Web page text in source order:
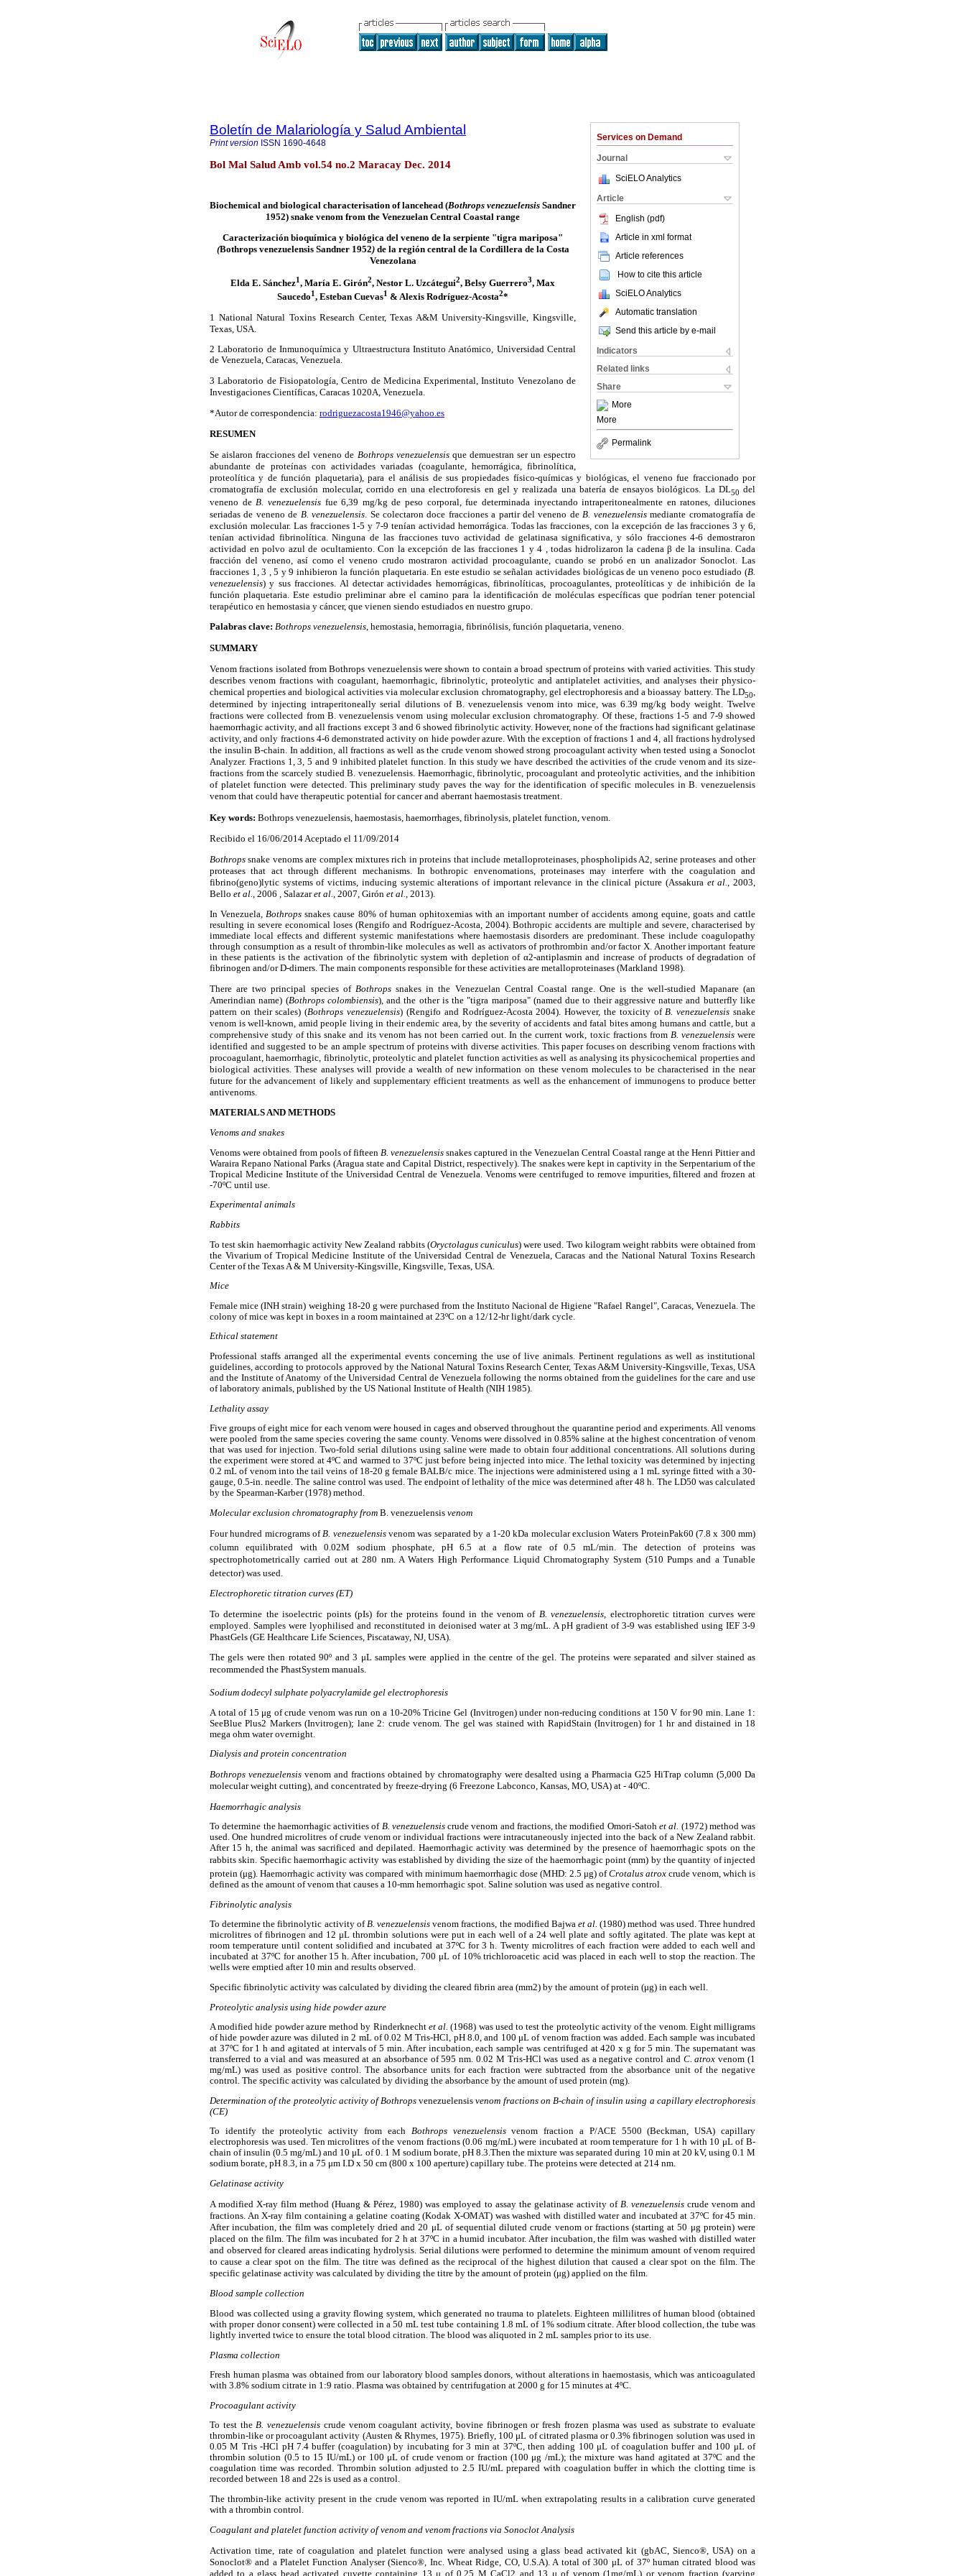
Services on Demand
Journal
SciELO Analytics
Article
English (pdf)
Article in xml format
Article references
How to cite this article
SciELO Analytics
Automatic translation
Send this article by e-mail
Indicators
Related links
Share
More
More
Permalink
Boletín de Malariología y Salud Ambiental
Print version ISSN 1690-4648
Bol Mal Salud Amb vol.54 no.2 Maracay Dec. 2014
Biochemical and biological characterisation of lancehead (Bothrops venezuelensis Sandner
1952) snake venom from the Venezuelan Central Coastal range
Caracterización bioquímica y biológica del veneno de la serpiente "tigra mariposa"
(Bothrops venezuelensis Sandner 1952) de la región central de la Cordillera de la Costa
Venezolana
Elda E. Sánchez1, María E. Girón2, Nestor L. Uzcátegui2, Belsy Guerrero3, Max
Saucedo1 , Esteban Cuevas1 & Alexis Rodríguez-Acosta2*
1 National Natural Toxins Research Center, Texas A&M University-Kingsville, Kingsville,
Texas, USA.
2 Laboratorio de Inmunoquímica y Ultraestructura Instituto Anatómico, Universidad Central
de Venezuela, Caracas, Venezuela.
3Laboratorio de Fisiopatología, Centro de Medicina Experimental, Instituto Venezolano de
Investigaciones Científicas, Caracas 1020A, Venezuela.
*Autor de correspondencia: rodriguezacosta1946@yahoo.es
RESUMEN
Se aislaron fracciones del veneno de Bothrops venezuelensis que demuestran ser un espectro
abundante de proteínas con actividades variadas (coagulante, hemorrágica, fibrinolítica,
proteolítica y de función plaquetaria), para el análisis de sus propiedades físico-químicas y biológicas, el veneno fue fraccionado por
cromatografía de exclusión molecular, corrido en una electroforesis en gel y realizada una batería de ensayos biológicos. La DL50del
veneno de B. venezuelensis fue 6,39 mg/kg de peso corporal, fue determinada inyectando intraperitonealmente en ratones, diluciones
seriadas de veneno de B. venezuelensis. Se colectaron doce fracciones a partir del veneno deB. venezuelensismediante cromatografía de
exclusión molecular. Las fracciones 1-5 y 7-9 tenían actividad hemorrágica. Todas las fracciones, con la excepción de las fracciones 3 y 6,
tenían actividad fibrinolítica. Ninguna de las fracciones tuvo actividad de gelatinasa significativa, y sólo fracciones 4-6 demostraron
actividad en polvo azul de ocultamiento. Con la excepción de las fracciones 1 y 4 , todas hidrolizaron la cadena β de la insulina. Cada
fracción del veneno, así como el veneno crudo mostraron actividad procoagulante, cuando se probó en un analizador Sonoclot. Las
fracciones 1, 3 , 5 y 9 inhibieron la función plaquetaria. En este estudio se señalan actividades biológicas de un veneno poco estudiado (B.
venezuelensis) y sus fracciones. Al detectar actividades hemorrágicas, fibrinolíticas, procoagulantes, proteolíticas y de inhibición de la
función plaquetaria. Este estudio preliminar abre el camino para la identificación de moléculas específicas que podrían tener potencial
terapéutico en hemostasia y cáncer, que vienen siendo estudiados en nuestro grupo.
Palabras clave: Bothrops venezuelensis, hemostasia, hemorragia, fibrinólisis, función plaquetaria, veneno.
SUMMARY
Venom fractions isolated fromBothrops venezuelensis were shown to contain a broad spectrum of proteins with varied activities. This study
describes venom fractions with coagulant, haemorrhagic, fibrinolytic, proteolytic and antiplatelet activities, and analyses their physico-
chemical properties and biological activities via molecular exclusion chromatography, gel electrophoresis and a bioassay battery. The LD50
determined by injecting intraperitoneally serial dilutions of B. venezuelensis venom into mice, was 6.39 mg/kg body weight. Twelve
fractions were collected from B. venezuelensis venom using molecular exclusion chromatography. Of these, fractions 1-5 and 7-9 showed
haemorrhagic activity, and all fractions except 3 and 6 showed fibrinolytic activity. However, none of the fractions had significant gelatinase
activity, and only fractions 4-6 demonstrated activity on hide powder azure. With the exception of fractions 1 and 4, all fractions hydrolysed
the insulin B-chain. In addition, all fractions as well as the crude venom showed strong procoagulant activity when tested using a Sonoclot
Analyzer. Fractions 1, 3, 5 and 9 inhibited platelet function. In this study we have described the activities of the crude venom and its size-
fractions from the scarcely studied B. venezuelensis. Haemorrhagic, fibrinolytic, procoagulant and proteolytic activities, and the inhibition
of platelet function were detected. This preliminary study paves the way for the identification of specific molecules in B. venezuelensis
venom that could have therapeutic potential for cancer and aberrant haemostasis treatment.
Key words: Bothrops venezuelensis, haemostasis, haemorrhages, fibrinolysis, platelet function, venom.
Recibido el 16/06/2014 Aceptado el 11/09/2014
Bothropssnake venoms are complex mixtures rich in proteins that include metalloproteinases, phospholipids A2, serine proteases and other
proteases that act through different mechanisms. In bothropic envenomations, proteinases may interfere with the coagulation and
fibrino(geno)lytic systems of victims, inducing systemic alterations of important relevance in the clinical picture (Assakura et al.
, 2003,
Bello et al. , 2006 , Salazaret al. , 2007, Girón et al. , 2013).
In Venezuela,Bothropssnakes cause 80% of human ophitoxemias with an important number of accidents among equine, goats and cattle
resulting in severe economical loses (Rengifo and Rodríguez-Acosta, 2004). Bothropic accidents are multiple and severe, characterised by
immediate local effects and different systemic manifestations where haemostasis disorders are predominant. These include coagulopathy
through consumption as a result of thrombin-like molecules as well as activators of prothrombin and/or factor X. Another important feature
in these patients is the activation of the fibrinolytic system with depletion of α2-antiplasmin and increase of products of degradation of
fibrinogen and/or D-dimers. The main components responsible for these activities are metalloproteinases (Markland 1998).
There are two principal species of Bothropssnakes in the Venezuelan Central Coastal range. One is the well-studied Mapanare (an
Amerindian name) (Bothrops colombiensis), and the other is the "tigra mariposa" (named due to their aggressive nature and butterfly like
pattern on their scales) (Bothrops venezuelensis) (Rengifo and Rodríguez-Acosta 2004). However, the toxicity ofB. venezuelensis snake
venom is well-known, amid people living in their endemic area, by the severity of accidents and fatal bites among humans and cattle, but a
comprehensive study of this snake and its venom has not been carried out. In the current work, toxic fractions from B. venezuelensiswere
identified and suggested to be an ample spectrum of proteins with diverse activities. This paper focuses on describing venom fractions with
procoagulant, haemorrhagic, fibrinolytic, proteolytic and platelet function activities as well as analysing its physicochemical properties and
biological activities. These analyses will provide a wealth of new information on these venom molecules to be characterised in the near
future for the advancement of likely and supplementary efficient treatments as well as the enhancement of immunogens to produce better
antivenoms.
MATERIALS AND METHODS
Venoms and snakes
Venoms were obtained from pools of fifteen B. venezuelensis snakes captured in the Venezuelan Central Coastal range at the Henri Pittier and
Waraira Repano National Parks (Aragua state and Capital District, respectively). The snakes were kept in captivity in the Serpentarium of the
Tropical Medicine Institute of the Universidad Central de Venezuela. Venoms were centrifuged to remove impurities, filtered and frozen at
-70ºC until use.
Experimental animals
Rabbits
To test skin haemorrhagic activity New Zealand rabbits (Oryctolagus cuniculus) were used. Two kilogram weight rabbits were obtained from
the Vivarium of Tropical Medicine Institute of the Universidad Central de Venezuela, Caracas and the National Natural Toxins Research
Center of the Texas A & M University-Kingsville, Kingsville, Texas, USA.
Mice
Female mice (INH strain) weighing 18-20 g were purchased from the Instituto Nacional de Higiene "Rafael Rangel", Caracas, Venezuela. The
colony of mice was kept in boxes in a room maintained at 23ºC on a 12/12-hr light/dark cycle.
Ethical statement
Professional staffs arranged all the experimental events concerning the use of live animals. Pertinent regulations as well as institutional
guidelines, according to protocols approved by the National Natural Toxins Research Center, Texas A&M University-Kingsville, Texas, USA
and the Institute of Anatomy of the Universidad Central de Venezuela following the norms obtained from the guidelines for the care and use
of laboratory animals, published by the US National Institute of Health (NIH 1985).
Lethality assay
Five groups of eight mice for each venom were housed in cages and observed throughout the quarantine period and experiments. All venoms
were pooled from the same species covering the same county. Venoms were dissolved in 0.85% saline at the highest concentration of venom
that was used for injection. Two-fold serial dilutions using saline were made to obtain four additional concentrations. All solutions during
the experiment were stored at 4ºC and warmed to 37ºC just before being injected into mice. The lethal toxicity was determined by injecting
0.2 mL of venom into the tail veins of 18-20 g female BALB/c mice. The injections were administered using a 1 mL syringe fitted with a 30-
gauge, 0.5-in. needle. The saline control was used. The endpoint of lethality of the mice was determined after 48 h. The LD50 was calculated
by the Spearman-Karber (1978) method.
Molecular exclusion chromatography from B. venezuelensis venom
Four hundred micrograms ofB. venezuelensisvenom was separated by a 1-20 kDa molecular exclusion Waters ProteinPak60 (7.8 x 300 mm)
column equilibrated with 0.02M sodium phosphate, pH 6.5 at a flow rate of 0.5 mL/min. The detection of proteins was
spectrophotometrically carried out at 280 nm. A Waters High Performance Liquid Chromatography System (510 Pumps and a Tunable
detector) was used.
Electrophoretic titration curves (ET)
To determine the isoelectric points (pIs) for the proteins found in the venom of B. venezuelensis, electrophoretic titration curves were
employed. Samples were lyophilised and reconstituted in deionised water at 3 mg/mL. A pH gradient of 3-9 was established using IEF 3-9
PhastGels (GE Healthcare Life Sciences, Piscataway, NJ, USA).
The gels were then rotated 90º and 3 μL samples were applied in the centre of the gel. The proteins were separated and silver stained as
recommended the PhastSystem manuals.
Sodium dodecyl sulphate polyacrylamide gel electrophoresis
A total of 15 μg of crude venom was run on a 10-20% Tricine Gel (Invitrogen) under non-reducing conditions at 150 V for 90 min. Lane 1:
SeeBlue Plus2 Markers (Invitrogen); lane 2: crude venom. The gel was stained with RapidStain (Invitrogen) for 1 hr and distained in 18
mega ohm water overnight.
Dialysis and protein concentration
Bothrops venezuelensis venom and fractions obtained by chromatography were desalted using a Pharmacia G25 HiTrap column (5,000 Da
molecular weight cutting), and concentrated by freeze-drying (6 Freezone Labconco, Kansas, MO, USA) at - 40ºC.
Haemorrhagic analysis
To determine the haemorrhagic activities of B. venezuelensiscrude venom and fractions, the modified Omori-Satoh et al. (1972) method was
used. One hundred microlitres of crude venom or individual fractions were intracutaneously injected into the back of a New Zealand rabbit.
After 15 h, the animal was sacrificed and depilated. Haemorrhagic activity was determined by the presence of haemorrhagic spots on the
rabbits skin. Specific haemorrhagic activity was established by dividing the size of the haemorrhagic point (mm) by the quantity of injected
protein (μg). Haemorrhagic activity was compared with minimum haemorrhagic dose (MHD: 2.5 μg) ofCrotalus atrox crude venom, which is
defined as the amount of venom that causes a 10-mm hemorrhagic spot. Saline solution was used as negative control.
Fibrinolytic analysis
To determine the fibrinolytic activity ofB. venezuelensisvenom fractions, the modified Bajwa et al.(1980) method was used. Three hundred
microlitres of fibrinogen and 12 μL thrombin solutions were put in each well of a 24 well plate and softly agitated. The plate was kept at
room temperature until content solidified and incubated at 37ºC for 3 h. Twenty microlitres of each fraction were added to each well and
incubated at 37ºC for another 15 h. After incubation, 700 μL of 10% trichloroacetic acid was placed in each well to stop the reaction. The
wells were emptied after 10 min and results observed.
Specific fibrinolytic activity was calculated by dividing the cleared fibrin area (mm2) by the amount of protein (μg) in each well.
Proteolytic analysis using hide powder azure
A modified hide powder azure method by Rinderknecht et al.(1968) was used to test the proteolytic activity of the venom. Eight milligrams
of hide powder azure was diluted in 2 mL of 0.02 M Tris-HCl, pH 8.0, and 100 μL of venom fraction was added. Each sample was incubated
at 37ºC for 1 h and agitated at intervals of 5 min. After incubation, each sample was centrifuged at 420 x g for 5 min. The supernatant was
transferred to a vial and was measured at an absorbance of 595 nm. 0.02 M Tris-HCl was used as a negative control and C. atroxvenom (1
mg/mL) was used as positive control. The absorbance units for each fraction were subtracted from the absorbance unit of the negative
control. The specific activity was calculated by dividing the absorbance by the amount of used protein (mg).
Determination of the proteolytic activity of Bothropsvenezuelensisvenom fractions on B-chain of insulin using a capillary electrophoresis
(CE)
To identify the proteolytic activity from each Bothrops venezuelensisvenom fraction a P/ACE 5500 (Beckman, USA) capillary
electrophoresis was used. Ten microlitres of the venom fractions (0.06 mg/mL) were incubated at room temperature for 1 h with 10 μL of B-
chain of insulin (0.5 mg/mL) and 10 μL of 0. 1 M sodium borate, pH 8.3.Then the mixture was separated during 10 min at 20 kV, using 0.1 M
sodium borate, pH 8.3, in a 75 μm I.D x 50 cm (800 x 100 aperture) capillary tube. The proteins were detected at 214 nm.
Gelatinase activity
A modified X-ray film method (Huang & Pérez, 1980) was employed to assay the gelatinase activity of B. venezuelensis crude venom and
fractions. An X-ray film containing a gelatine coating (Kodak X-OMAT) was washed with distilled water and incubated at 37ºC for 45 min.
After incubation, the film was completely dried and 20 μL of sequential diluted crude venom or fractions (starting at 50 μg protein) were
placed on the film. The film was incubated for 2 h at 37ºC in a humid incubator. After incubation, the film was washed with distilled water
and observed for cleared areas indicating hydrolysis. Serial dilutions were performed to determine the minimum amount of venom required
to cause a clear spot on the film. The titre was defined as the reciprocal of the highest dilution that caused a clear spot on the film. The
specific gelatinase activity was calculated by dividing the titre by the amount of protein (μg) applied on the film.
Blood sample collection
Blood was collected using a gravity flowing system, which generated no trauma to platelets. Eighteen millilitres of human blood (obtained
with proper donor consent) were collected in a 50 mL test tube containing 1.8 mL of 1% sodium citrate. After blood collection, the tube was
lightly inverted twice to ensure the total blood citration. The blood was aliquoted in 2 mL samples prior to its use.
Plasma collection
Fresh human plasma was obtained from our laboratory blood samples donors, without alterations in haemostasis, which was anticoagulated
with 3.8% sodium citrate in 1:9 ratio. Plasma was obtained by centrifugation at 2000 g for 15 minutes at 4ºC.
Procoagulant activity
To test theB. venezuelensis crude venom coagulant activity, bovine fibrinogen or fresh frozen plasma was used as substrate to evaluate
thrombin-like or procoagulant activity (Austen & Rhymes, 1975). Briefly, 100 μL of citrated plasma or 0.3% fibrinogen solution was used in
0.05 M Tris -HCl pH 7.4 buffer (coagulation) by incubating for 3 min at 37ºC, then adding 100 μL of coagulation buffer and 100 μL of
thrombin solution (0.5 to 15 IU/mL) or 100 μL of crude venom or fraction (100 μg /mL); the mixture was hand agitated at 37ºC and the
coagulation time was recorded. Thrombin solution adjusted to 2.5 IU/mL prepared with coagulation buffer in which the clotting time is
recorded between 18 and 22s is used as a control.
The thrombin-like activity present in the crude venom was reported in IU/mL when extrapolating results in a calibration curve generated
with a thrombin control.
Coagulant and platelet function activity of venom and venom fractions via Sonoclot Analysis
Activation time, rate of coagulation and platelet function were analysed using a glass bead activated kit (gbAC, Sienco®, USA) on a
Sonoclot® and a Platelet Function Analyser (Sienco®, Inc. Wheat Ridge, CO, U.S.A). A total of 300 μL of 37º human citrated blood was
added to a glass bead activated cuvette containing 13 μ of 0.25 M CaCl2 and 13 μ of venom (1mg/mL) or venom fraction (varying